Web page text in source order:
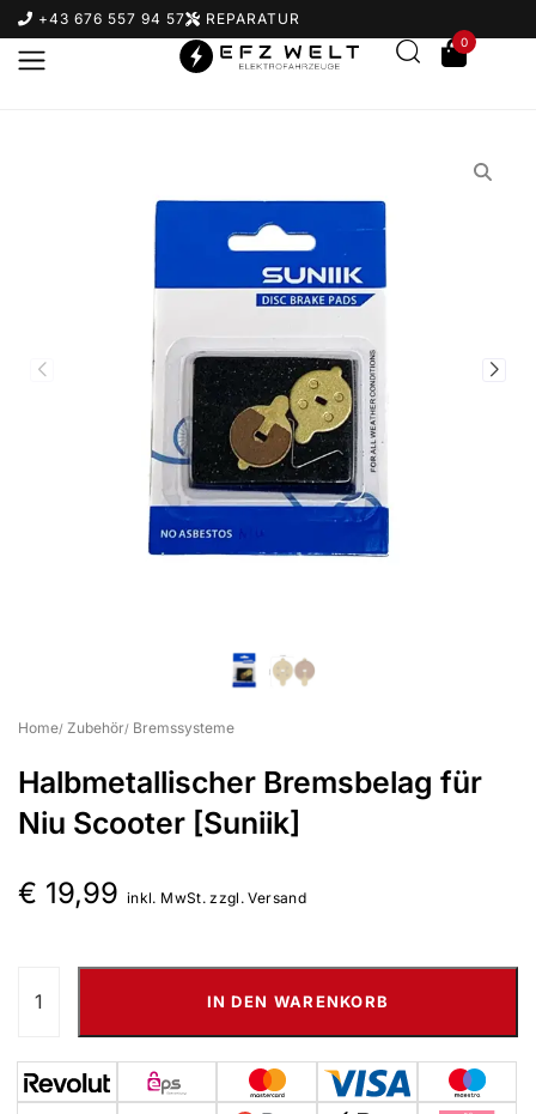
+43 676 557 94 57 REPARATUR
Suchbegriff eingeben & Enter klicken
0
Home Zubehör Bremssysteme
Halbmetallischer Bremsbelag für
Niu Scooter [Suniik]
€ 19,99 inkl. MwSt. zzgl. Versand
IN DEN WARENKORB